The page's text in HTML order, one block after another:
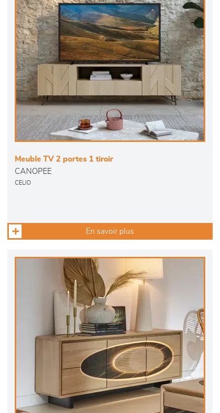
Meuble TV 2 portes 1 tiroir
CANOPEE
CELIO
En savoir plus